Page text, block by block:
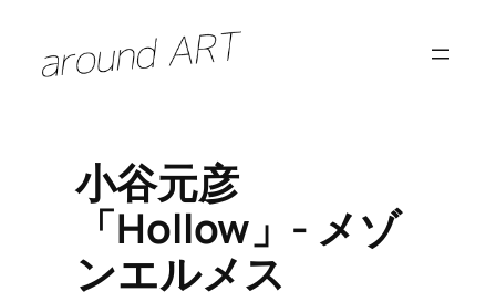
小谷元彦
「Hollow」- メゾ
ンエルメス